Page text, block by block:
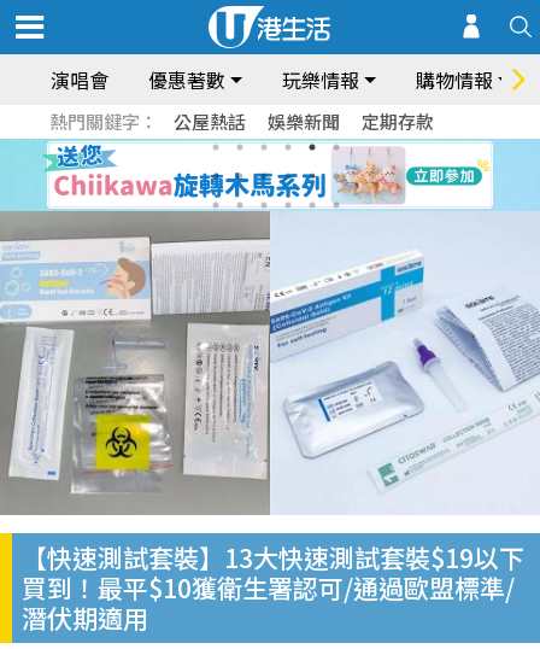
演唱會 優惠著數 玩樂情報 購物情報
熱門關鍵字： 公屋熱話 娛樂新聞 定期存款
【快速測試套裝】13大快速測試套裝$19以下
買到！最平$10獲衛生署認可/通過歐盟標準/
潛伏期適用